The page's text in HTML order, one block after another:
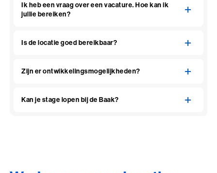
Ik heb een vraag over een vacature. Hoe kan ik
jullie bereiken?
Is de locatie goed bereikbaar?
Zijn er ontwikkelingsmogelijkheden?
Kan je stage lopen bij de Baak?